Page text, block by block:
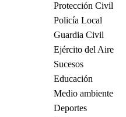
Protección Civil
Policía Local
Guardia Civil
Ejército del Aire
Sucesos
Educación
Medio ambiente
Deportes